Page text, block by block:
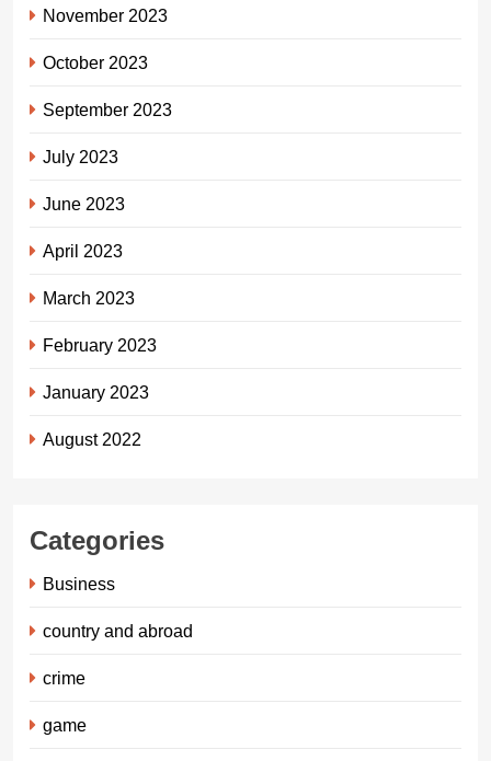
November 2023
October 2023
September 2023
July 2023
June 2023
April 2023
March 2023
February 2023
January 2023
August 2022
Categories
Business
country and abroad
crime
game